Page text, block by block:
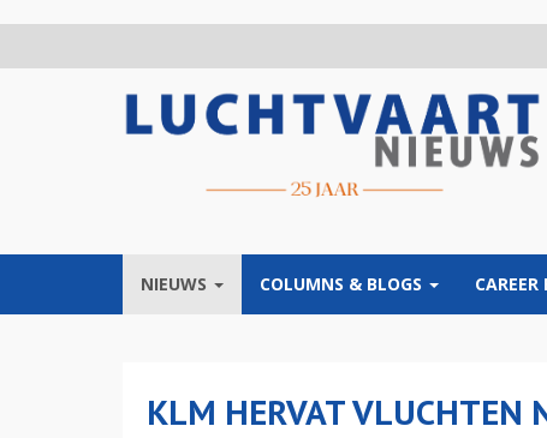
NIEUWS COLUMNS & BLOGS CAREER
KLM HERVAT VLUCHTEN